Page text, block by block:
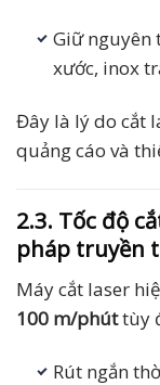
Giữ nguyên
xước, inox
Đây là lý do cắt
quảng cáo và
2.3. Tốc độ
pháp truyền
Máy cắt laser
100 m/phúttùy
Rút ngắn